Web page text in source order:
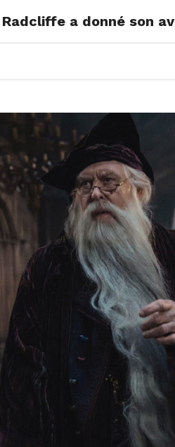
RADIO EMISSIONS
a donné son